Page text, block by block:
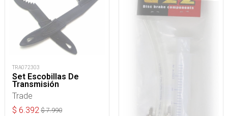
TRA072303
Set Escobillas De
Transmisión
Trade
$ 6.392 $7.990